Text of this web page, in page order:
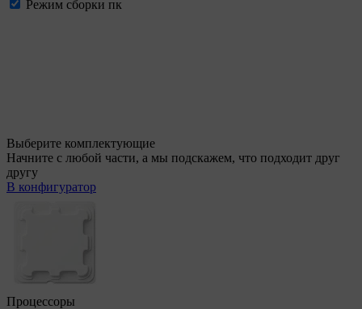
Режим сборки пк
Выберите комплектующие
Начните с любой части, а мы подскажем, что подходит друг
другу
В конфигуратор
Процессоры